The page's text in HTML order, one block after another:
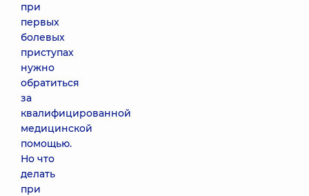
при
первых
болевых
приступах
нужно
обратиться
за
квалифицированной
медицинской
помощью.
Но что
делать
при